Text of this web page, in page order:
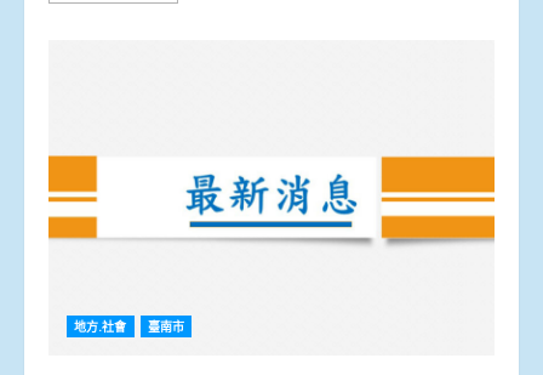
地方.社會 臺南市